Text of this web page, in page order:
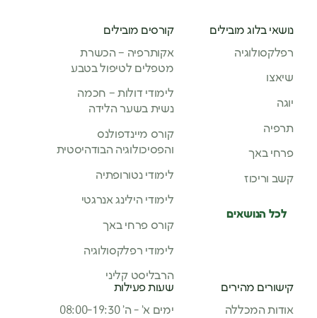
נושאי בלוג מובילים
רפלקסולוגיה
שיאצו
יוגה
תרפיה
פרחי באך
קשב וריכוז
לכל הנושאים
קורסים מובילים
אקותרפיה – הכשרת
מטפלים לטיפול בטבע
לימודי דולות – חכמה
נשית בשער הלידה
קורס מיינדפולנס
והפסיכולוגיה הבודהיסטית
לימודי נטורופתיה
לימודי הילינג אנרגטי
קורס פרחי באך
לימודי רפלקסולוגיה
הרבליסט קליני
קישורים מהירים
אודות המכללה
שעות פעילות
ימים א’ - ה’ 08:00-19:30